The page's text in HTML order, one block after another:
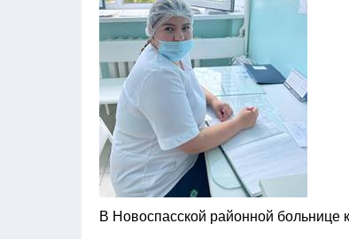
В Новоспасской районной больнице